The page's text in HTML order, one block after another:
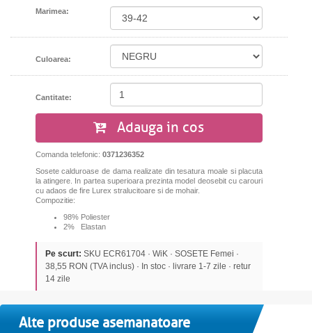
Marimea:
Culoarea:
Cantitate:
Adauga in cos
Comanda telefonic: 0371236352
Sosete calduroase de dama realizate din tesatura moale si placuta
la atingere. In partea superioara prezinta model deosebit cu carouri
cu adaos de fire Lurex stralucitoare si de mohair.
Compozitie:
98% Poliester
2% Elastan
Pe scurt: SKU ECR61704 · WiK · SOSETE Femei ·
38,55 RON (TVA inclus) · In stoc · livrare 1-7 zile · retur
14 zile
Alte produse asemanatoare